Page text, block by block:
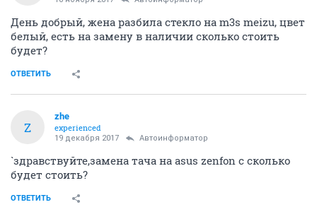
День добрый, жена разбила стекло на m3s meizu, цвет
белый, есть на замену в наличии сколько стоить
будет?
ОТВЕТИТЬ
Z
zhe
experienced
19 декабря 2017 Автоинформатор
`здравствуйте,замена тача на asus zenfon c сколько
будет стоить?
ОТВЕТИТЬ